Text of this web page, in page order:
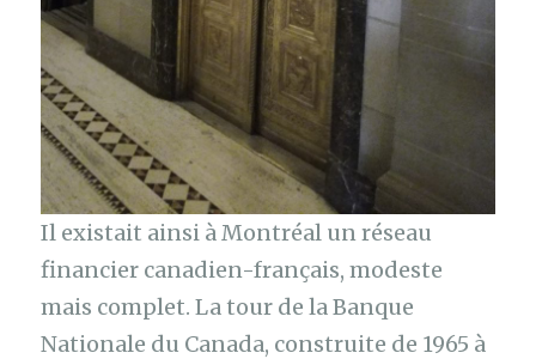
Il existait ainsi à Montréal un réseau
financier canadien-français, modeste
mais complet. La tour de la Banque
Nationale du Canada, construite de 1965 à